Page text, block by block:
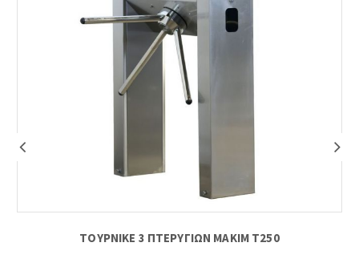
ΤΟΥΡΝΙΚΕ 3 ΠΤΕΡΥΓΙΩΝ ΜΑΚΙΜ Τ250